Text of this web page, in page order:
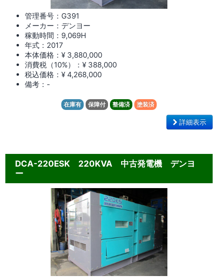
管理番号：G391
メーカー：デンヨー
稼動時間：9,069H
年式：2017
本体価格：¥ 3,880,000
消費税（10%）：¥ 388,000
税込価格：¥ 4,268,000
備考：-
在庫有 保障付 整備済 塗装済
詳細表示
DCA-220ESK 220KVA 中古発電機 デンヨ
ー